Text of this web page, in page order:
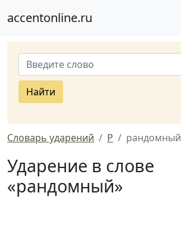
accentonline.ru
Найти
Словарь ударений Р рандомный
Ударение в слове
«рандомный»